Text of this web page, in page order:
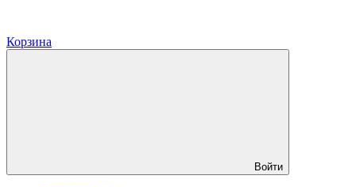
Корзина
Войти